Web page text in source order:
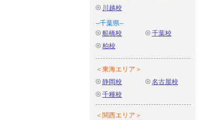
川越校
--千葉県--
船橋校
千葉校
柏校
＜東海エリア＞
静岡校
名古屋校
千種校
＜関西エリア＞